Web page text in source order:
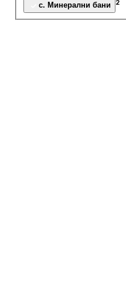
с. Минерални бани 2